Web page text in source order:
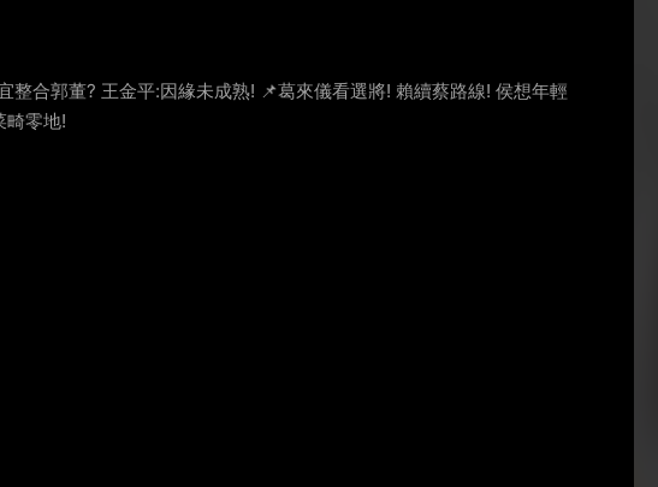
合郭董? 王金平:因緣未成熟! 📌葛來儀看選將! 賴續蔡路線! 侯想年輕
畸零地!